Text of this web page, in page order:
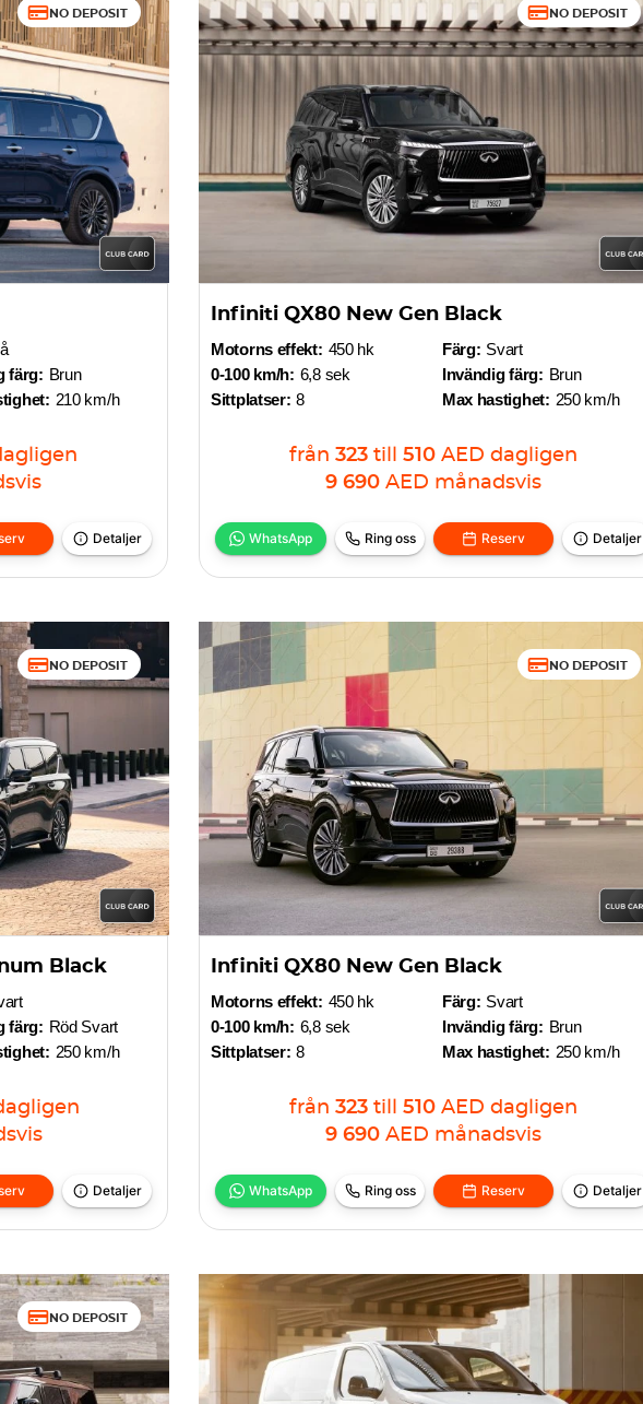
NO DEPOSIT
färg: Brun
210 km/h
Detaljer
NO DEPOSIT
Infiniti QX80 New Gen Black
Motorns effekt: 450 hk
0-100 km/h: 6,8 sek
Sittplatser: 8
Färg: Svart
Invändig färg: Brun
Max hastighet: 250 km/h
från 323 till 510 AED dagligen
9 690 AED månadsvis
WhatsApp Ring oss Reserv Detaljer
NO DEPOSIT
Black
färg: Röd Svart
250 km/h
Detaljer
NO DEPOSIT
Infiniti QX80 New Gen Black
Motorns effekt: 450 hk
0-100 km/h: 6,8 sek
Sittplatser: 8
Färg: Svart
Invändig färg: Brun
Max hastighet: 250 km/h
från 323 till 510 AED dagligen
9 690 AED månadsvis
WhatsApp Ring oss Reserv Detaljer
NO DEPOSIT